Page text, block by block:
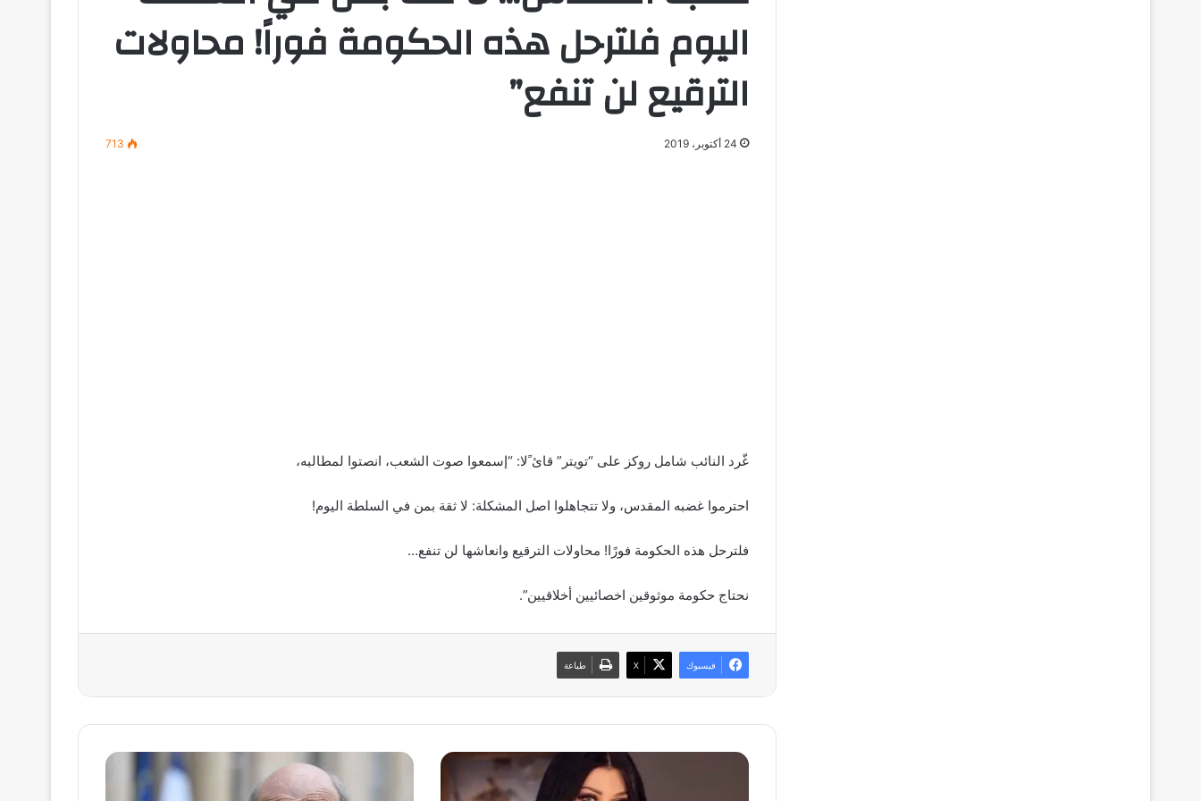
اليوم فلترحل هذه الحكومة فوراً! محاولات
الترقيع لن تنفع”
24 أكتوبر، 2019 713
غّرد النائب شامل روكز على “تويتر” قائ ًلا: “إسمعوا صوت الشعب، انصتوا لمطالبه،
احترموا غضبه المقدس، ولا تتجاهلوا اصل المشكلة: لا ثقة بمن في السلطة اليوم!
فلترحل هذه الحكومة فورًا! محاولات الترقيع وانعاشها لن تنفع…
نحتاج حكومة موثوقين اخصائيين أخلاقيين”.
فيسبوك ‫X طباعة
ه
ج